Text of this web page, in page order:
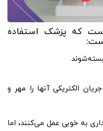
که پزشک استفاده
الکتریکی آنها را مهر و
به خوبی عمل می‌کنند، اما